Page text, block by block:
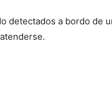
detectados a bordo de